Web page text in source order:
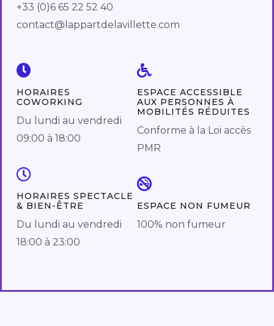
+33 (0)6 65 22 52 40
contact@lappartdelavillette.com
HORAIRES
COWORKING
Du lundi au vendredi
09:00 à 18:00
HORAIRES SPECTACLE
& BIEN-ÊTRE
Du lundi au vendredi
18:00 à 23:00
ESPACE ACCESSIBLE
AUX PERSONNES À
MOBILITÉS RÉDUITES
Conforme à la Loi accès
PMR
ESPACE NON FUMEUR
100% non fumeur